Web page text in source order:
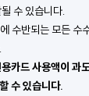
수 있습니다.
수반되는 모든 수
용카드 사용액이 과
수 있습니다.